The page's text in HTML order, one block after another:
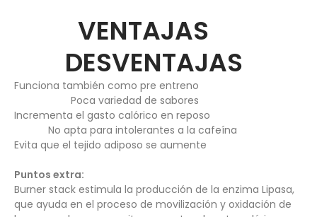
VENTAJAS
DESVENTAJAS
Funciona también como pre entreno
Poca variedad de sabores
Incrementa el gasto calórico en reposo
No apta para intolerantes a la cafeína
Evita que el tejido adiposo se aumente
Puntos extra:
Burner stack estimula la producción de la enzima Lipasa,
que ayuda en el proceso de movilización y oxidación de